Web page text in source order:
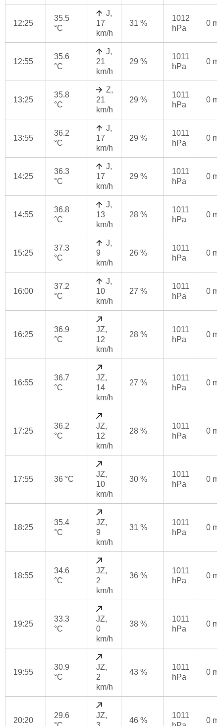
12:25
35.5
°C
J,
17
km/h
31 %
1012
hPa
0
12:55
35.6
°C
J,
21
km/h
29 %
1011
hPa
0
13:25
35.8
°C
Z,
21
km/h
29 %
1011
hPa
0
13:55
36.2
°C
J,
17
km/h
29 %
1011
hPa
0
14:25
36.3
°C
J,
17
km/h
29 %
1011
hPa
0
14:55
36.8
°C
J,
13
km/h
28 %
1011
hPa
0
15:25
37.3
°C
J,
9
km/h
26 %
1011
hPa
0
16:00
37.2
°C
J,
10
km/h
27 %
1011
hPa
0
16:25
36.9
°C
JZ,
12
km/h
28 %
1011
hPa
0
16:55
36.7
°C
JZ,
14
km/h
27 %
1011
hPa
0
17:25
36.2
°C
JZ,
12
km/h
28 %
1011
hPa
0
17:55 36 °C
JZ,
10
km/h
30 %
1011
hPa
0
18:25
35.4
°C
JZ,
9
km/h
31 %
1011
hPa
0
18:55
34.6
°C
JZ,
2
km/h
36 %
1011
hPa
0
19:25
33.3
°C
JZ,
0
km/h
38 %
1011
hPa
0
19:55
30.9
°C
JZ,
2
km/h
43 %
1011
hPa
0
20:20
29.6
JZ,
46 %
1011
0